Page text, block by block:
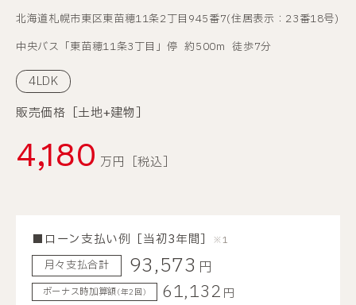
北海道札幌市東区東苗穂11条2丁目945番7(住居表示：23番18号)
中央バス「東苗穂11条3丁目」停 約500m 徒歩7分
4LDK
販売価格［土地+建物］
4,180 万円［税込］
■ローン支払い例［当初3年間］ ※1
月々支払合計 93,573 円
ボーナス時加算額(年2回) 61,132 円